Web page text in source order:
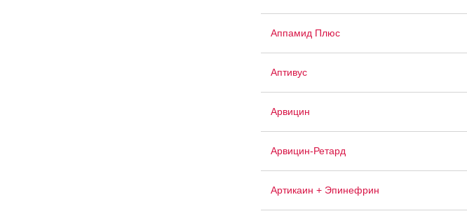
Аппамид Плюс
Аптивус
Арвицин
Арвицин-Ретард
Артикаин + Эпинефрин